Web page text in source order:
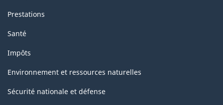
Prestations
Santé
Impôts
Environnement et ressources naturelles
Sécurité nationale et défense